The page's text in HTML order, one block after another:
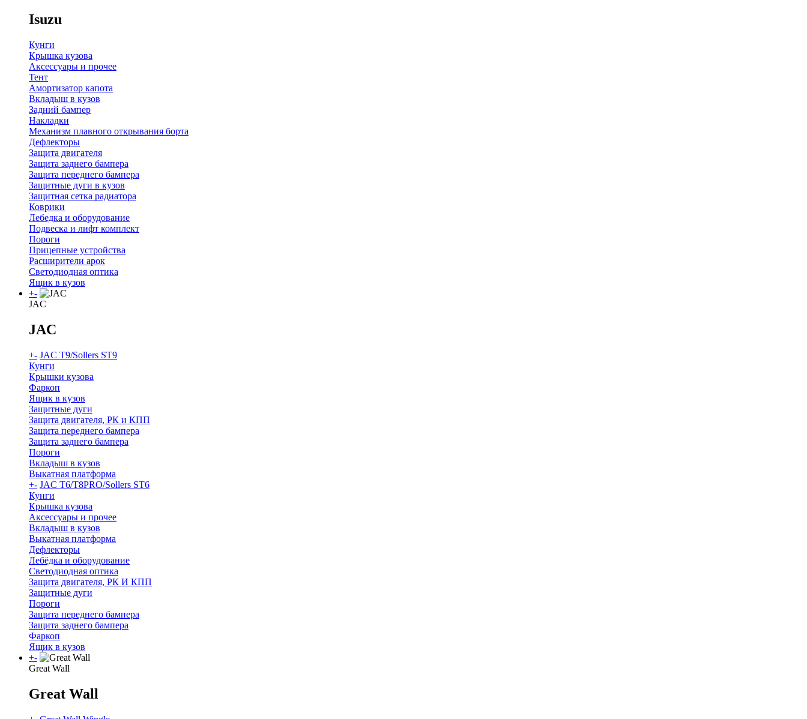
Isuzu
Кунги
Крышка кузова
Аксессуары и прочее
Тент
Амортизатор капота
Вкладыш в кузов
Задний бампер
Накладки
Механизм плавного открывания борта
Дефлекторы
Защита двигателя
Защита заднего бампера
Защита переднего бампера
Защитные дуги в кузов
Защитная сетка радиатора
Коврики
Лебедка и оборудование
Подвеска и лифт комплект
Пороги
Прицепные устройства
Расширители арок
Светодиодная оптика
Ящик в кузов
+-
JAC
JAC
+- JAC T9/Sollers ST9
Кунги
Крышки кузова
Фаркоп
Ящик в кузов
Защитные дуги
Защита двигателя, РК и КПП
Защита переднего бампера
Защита заднего бампера
Пороги
Вкладыш в кузов
Выкатная платформа
+- JAC T6/T8PRO/Sollers ST6
Кунги
Крышка кузова
Аксессуары и прочее
Вкладыш в кузов
Выкатная платформа
Дефлекторы
Лебёдка и оборудование
Светодиодная оптика
Защита двигателя, РК И КПП
Защитные дуги
Пороги
Защита переднего бампера
Защита заднего бампера
Фаркоп
Ящик в кузов
+-
Great Wall
Great Wall